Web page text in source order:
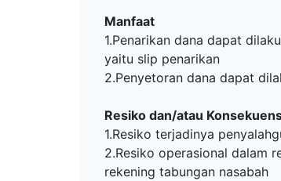
Manfaat
1.Penarikan dana dapat
yaitu slip penarikan
2.Penyetoran dana dapat
Resiko dan/atau
1.Resiko terjadinya
2.Resiko operasional dalam
rekening tabungan nasabah